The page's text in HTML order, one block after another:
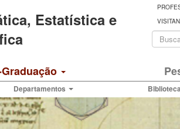
Estatística e
Departamentos Biblioteca